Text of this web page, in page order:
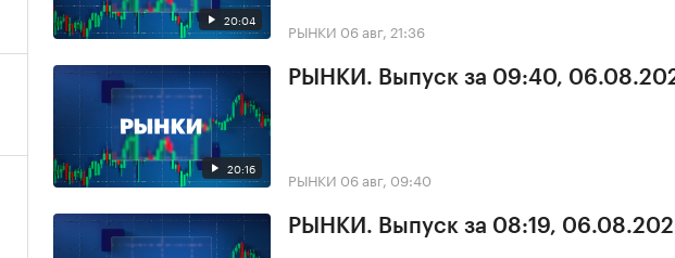
20:04 РЫНКИ 06 авг, 21:36
20:16
РЫНКИ. Выпуск за 09:40,
РЫНКИ 06 авг, 09:40
РЫНКИ. Выпуск за 08:19,